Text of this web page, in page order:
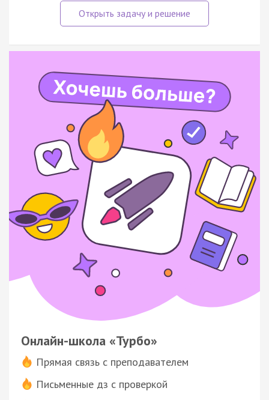
Онлайн-школа «Турбо»
Прямая связь с преподавателем
Письменные дз с проверкой